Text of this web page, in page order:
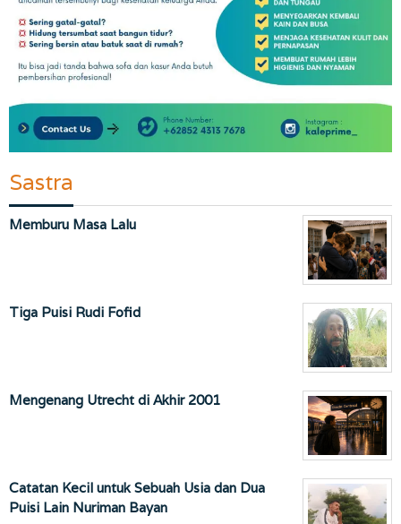
Sastra
Memburu Masa Lalu
Tiga Puisi Rudi Fofid
Mengenang Utrecht di Akhir 2001
Catatan Kecil untuk Sebuah Usia dan Dua
Puisi Lain Nuriman Bayan